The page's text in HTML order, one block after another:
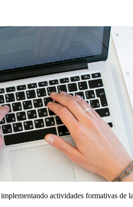
actividades formativas de